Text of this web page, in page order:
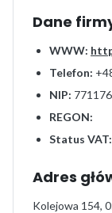
Dane
WWW:
Telefon:
NIP:
REGON:
Status VAT:
Adres
Kolejowa 154,